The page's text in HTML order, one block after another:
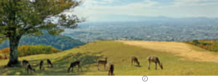
エンタメ クイズ
グルメ 地域
住まい
動物 リサーチ